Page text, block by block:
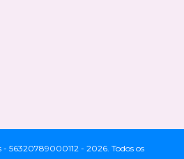
56320789000112 - 2026. Todos os